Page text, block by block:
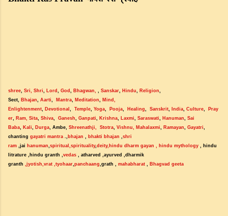
shree, Sri, Shri, Lord , God , Bhagwan, , Sanskar, Hindu, Religion,
Sect, Bhajan, Aarti, Mantra, Meditation, Mind,
Enlightenment, Devotional , Temple, Yoga, Pooja, Healing, Sanskrit, India, Culture,
Pray
er, Ram, Sita, Shiva, Ganesh, Ganpati, Krishna, Laxmi, Saraswati, Hanuman, Sai
Baba, Kali, Durga, Ambe, Shreenathji, Stotra, Vishnu, Mahalaxmi, Ramayan, Gayatri,
chanting gayatri mantra ., bhajan , bhakti bhajan ,shri
ram ,jai hanuman,spiritual,spirituality,deity,hindu dharm gayan , hindu mythology , hindu
litrature ,hindu granth ,vedas , atharved ,ayurved ,dharmik
granth ,jyotish,vrat ,tyohaar,panchaang,grath , mahabharat , Bhagvad geeta